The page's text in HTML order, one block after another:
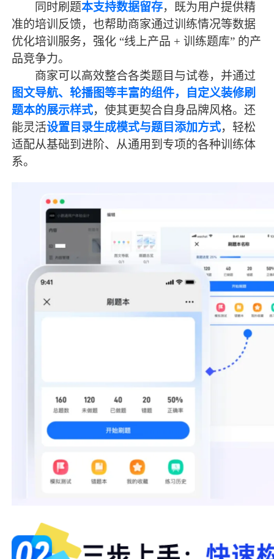
同时刷题本支持数据留存，既为用户提供精
准的培训反馈，也帮助商家通过训练情况等数据
优化培训服务，强化 “线上产品 + 训练题库” 的产
品竞争力。
商家可以高效整合各类题目与试卷，并通过
图文导航、轮播图等丰富的组件，自定义装修刷
题本的展示样式，使其更契合自身品牌风格。还
能灵活设置目录生成模式与题目添加方式，轻松
适配从基础到进阶、从通用到专项的各种训练体
系。